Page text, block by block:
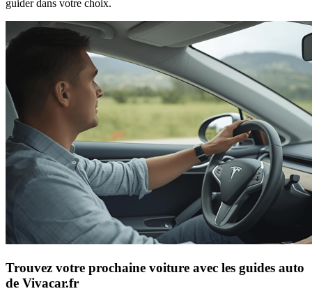
guider dans votre choix.
Trouvez votre prochaine voiture avec les guides auto
de Vivacar.fr